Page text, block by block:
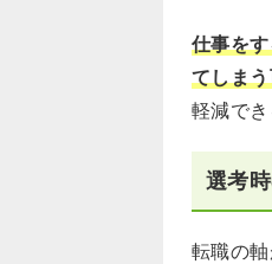
仕事を
てしま
軽減でき
選考
転職の